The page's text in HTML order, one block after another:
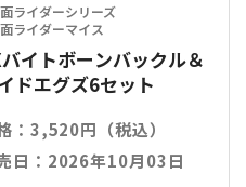
ライダーシリーズ
ライダーマイス
バイトボーンバックル＆
ドエグズ6セット
：3,520円（税込）
日：2026年10月03日